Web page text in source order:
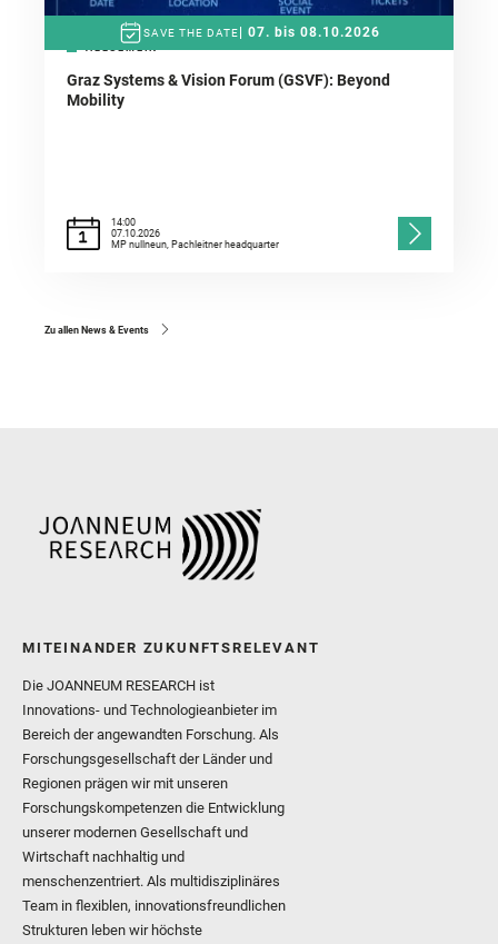
SAVE THE DATE | 07. bis 08.10.2026
ALLGEMEIN+
Graz Systems & Vision Forum (GSVF): Beyond
Mobility
14:00
07.10.2026
MP nullneun, Pachleitner headquarter
Zu allen News & Events
MITEINANDER ZUKUNFTSRELEVANT
Die JOANNEUM RESEARCH ist
Innovations- und Technologieanbieter im
Bereich der angewandten Forschung. Als
Forschungsgesellschaft der Länder und
Regionen prägen wir mit unseren
Forschungskompetenzen die Entwicklung
unserer modernen Gesellschaft und
Wirtschaft nachhaltig und
menschenzentriert. Als multidisziplinäres
Team in flexiblen, innovationsfreundlichen
Strukturen leben wir höchste